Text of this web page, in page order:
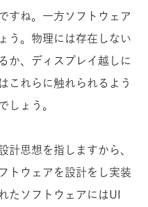
すね。一方ソフトウェア
う。物理には存在しない
か、ディスプレイ越しに
これらに触れられるよう
しょう。
計思想を指しますから、
トウェアを設計をし実装
たソフトウェアにはUI